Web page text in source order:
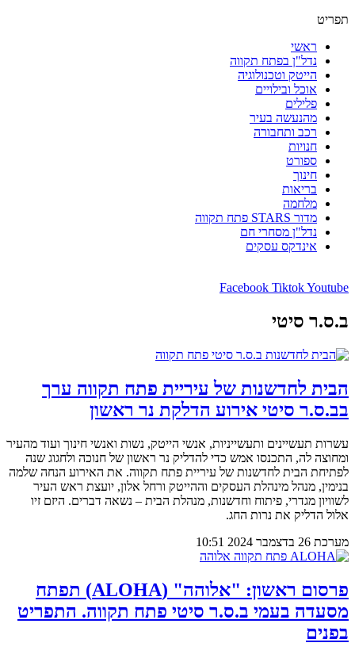
תפריט
ראשי
נדל"ן בפתח תקווה
הייטק וטכנולוגיה
אוכל ובילויים
פלילים
מהנעשה בעיר
רכב ותחבורה
חנויות
ספורט
חינוך
בריאות
מלחמה
מדור STARS פתח תקווה
נדל"ן מסחרי חם
אינדקס עסקים
Facebook TiktokYoutube
ב.ס.ר סיטי
הבית לחדשנות של עיריית פתח תקווה ערך
בב.ס.ר סיטי אירוע הדלקת נר ראשון
עשרות תעשיינים ותעשייניות, אנשי הייטק, נשות ואנשי חינוך ועוד מהעיר
ומחוצה לה, התכנסו אמש כדי להדליק נר ראשון של חנוכה ולחגוג שנה
לפתיחת הבית לחדשנות של עיריית פתח תקווה. את האירוע הנחה שלמה
בנימין, מנהל מינהלת העסקים וההייטק ורחל אלון, יועצת ראש העיר
לשוויון מגדרי, פיתוח וחדשנות, מנהלת הבית – נשאה דברים. היזם זיו
אלול הדליק את נרות החג.
מערכת 26 בדצמבר 2024 10:51
פרסום ראשון: "אלוהה" (ALOHA) תפתח
מסעדה בעמי ב.ס.ר סיטי פתח תקווה. התפריט
בפנים